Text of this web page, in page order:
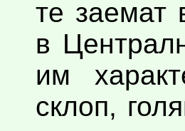
те заемат
в
им
склоп,